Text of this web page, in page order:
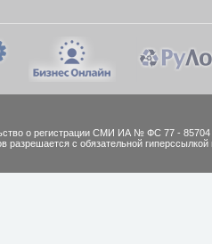
о регистрации СМИ ИА № ФС 77 - 85704
разрешается с обязательной гиперссылкой